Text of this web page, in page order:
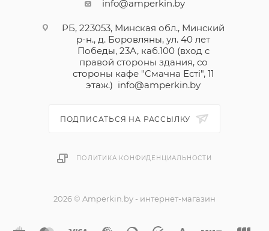
info@amperkin.by
РБ, 223053, Минская обл., Минский
р-н., д. Боровляны, ул. 40 лет
Победы, 23А, каб.100 (вход с
правой стороны здания, со
стороны кафе "Смачна Естi", 11
этаж.) info@amperkin.by
ПОДПИСАТЬСЯ НА РАССЫЛКУ
ПОЛИТИКА КОНФИДЕНЦИАЛЬНОСТИ
2026 © Amperkin.by - интернет-магазин